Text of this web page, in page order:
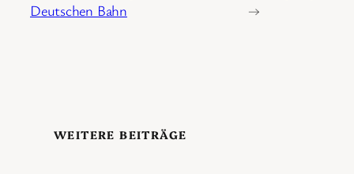
Deutschen Bahn
→
WEITERE BEITRÄGE